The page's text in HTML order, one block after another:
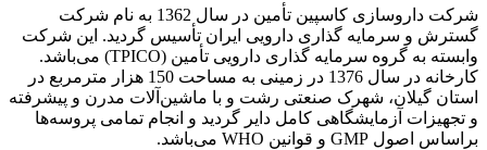
شرکت داروسازی کاسپین تأمین در سال 1362 به نام شرکت
گسترش و سرمایه گذاری دارویی ایران تأسیس گردید. این شرکت
وابسته به گروه سرمایه گذاری دارویی تأمین (TPICO) می‌باشد.
کارخانه در سال 1376 در زمینی به مساحت 150 هزار مترمربع در
استان گیلان، شهرک صنعتی رشت و با ماشین‌آلات مدرن و پیشرفته
و تجهیزات آزمایشگاهی کامل دایر گردید و انجام تمامی پروسه‌ها
براساس اصول GMP و قوانین WHO می‌باشد.